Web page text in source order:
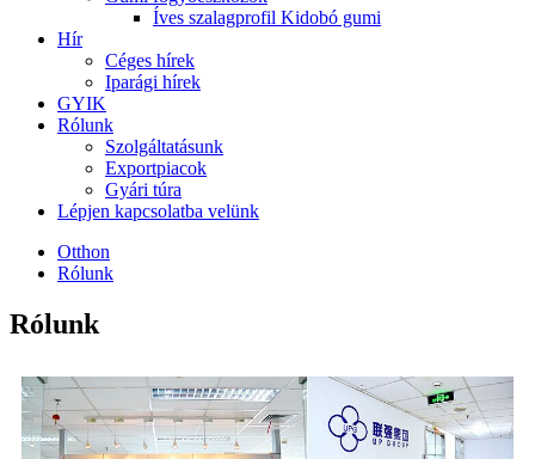
Íves szalagprofil Kidobó gumi
Hír
Céges hírek
Iparági hírek
GYIK
Rólunk
Szolgáltatásunk
Exportpiacok
Gyári túra
Lépjen kapcsolatba velünk
Otthon
Rólunk
Rólunk